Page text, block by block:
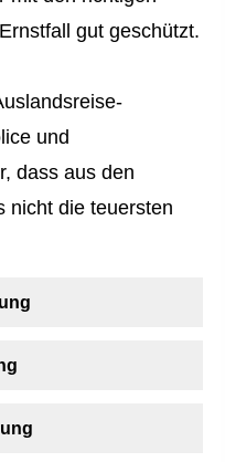
gut geschützt.
und
dass aus den
nicht die teuersten